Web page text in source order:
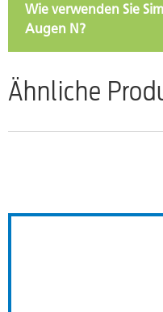
Wie verwenden Sie
Augen N?
Ähnliche